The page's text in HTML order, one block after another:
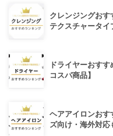
クレンジングお
テクスチャータイ
ドライヤーおす
コスパ商品】
ヘアアイロンお
ズ向け・海外対応